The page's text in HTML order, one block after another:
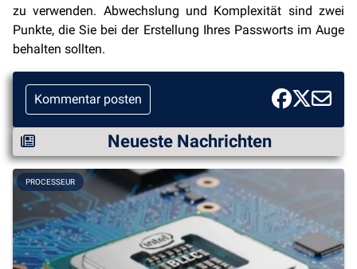
zu verwenden. Abwechslung und Komplexität sind zwei
Punkte, die Sie bei der Erstellung Ihres Passworts im Auge
behalten sollten.
Kommentar posten
Neueste Nachrichten
PROCESSEUR